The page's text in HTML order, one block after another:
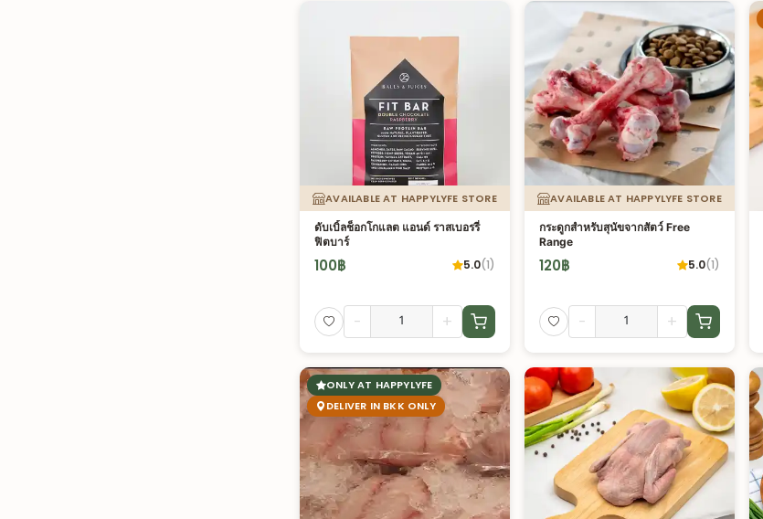
AVAILABLE AT HAPPYLYFE STORE
ดับเบิ้ลช็อกโกแลต แอนด์ ราสเบอรรี่
ฟิตบาร์
100฿ 5.0(1)
- +
AVAILABLE AT HAPPYLYFE STORE
กระดูกสำหรับสุนัขจากสัตว์ Free
Range
120฿ 5.0(1)
- +
ONLY AT HAPPYLYFE
DELIVER IN BKK ONLY